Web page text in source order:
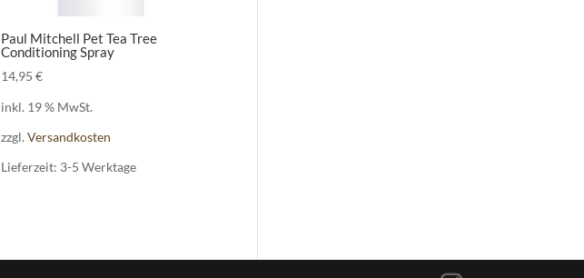
Paul Mitchell Pet Tea Tree
Conditioning Spray
14,95 €
inkl. 19 % MwSt.
zzgl. Versandkosten
Lieferzeit: 3-5 Werktage